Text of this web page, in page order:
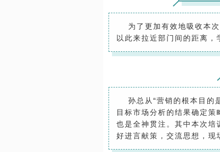
为了更加有效地吸收本次
以此来拉近部门间的距离
孙总从“营销的根本目的
目标市场分析的结果确定
也是全神贯注。其中本次
好进言献策，交流思想，现